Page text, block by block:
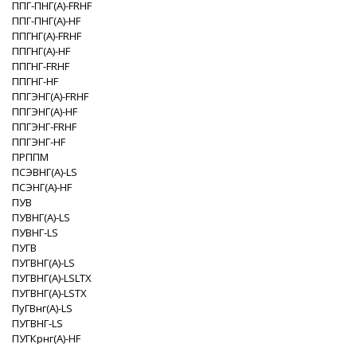
ППГ-ПНГ(A)-FRHF
ППГ-ПНГ(A)-HF
ППГНГ(A)-FRHF
ППГНГ(A)-HF
ППГНГ-FRHF
ППГНГ-HF
ППГЭНГ(A)-FRHF
ППГЭНГ(A)-HF
ППГЭНГ-FRHF
ППГЭНГ-HF
ПРППМ
ПСЭВНГ(A)-LS
ПСЭНГ(A)-HF
ПУВ
ПУВНГ(A)-LS
ПУВНГ-LS
ПУГВ
ПУГВНГ(A)-LS
ПУГВНГ(A)-LSLTX
ПУГВНГ(A)-LSTX
ПуГВнг(А)-LS
ПУГВНГ-LS
ПУГКрнг(A)-HF